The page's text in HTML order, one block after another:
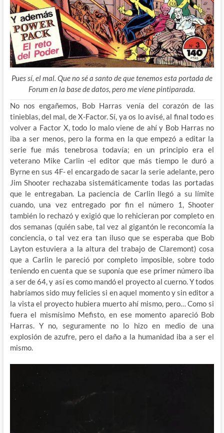
Pues sí, el mal. Que no sé a santo de que tenemos esta portada de
Forum en la base de datos, pero me viene pintiparada.
No nos engañemos, Bob Harras venía del corazón de las
tinieblas, del mal, de X-Factor. Sí, ya os lo avisé, al final todo es
volver a Factor X, todo lo malo viene de ahí y Bob Harras no
iba a ser menos, pero la forma en la que empezó a editar la
serie fue más tenebrosa todavía; en un principio era el
veterano Mike Carlin -el editor que más tiempo le duró a
Byrne en sus 4F- el encargado de sacar la serie adelante, pero
Jim Shooter rechazaba sistemáticamente todas las portadas
que le entregaban. La paciencia de Carlin llegó a su límite
cuando, una vez entregado por fin el número 1, Shooter
también lo rechazó y exigió que lo rehicieran por completo en
dos semanas (quién sabe, tal vez al gigantón le reconcomía la
conciencia, o tal vez era tan iluso que se esperaba que Bob
Layton estuviera a la altura del trabajo de Claremont) cosa
que a Carlin le pareció por completo imposible, sobre todo
teniendo en cuenta que se suponía que ese primer número iba
a ser de 64, y así es como mandó el proyecto al cuerno. Y todos
habríamos sido muy felicies si en aquel momento y sin editor a
la vista el proyecto hubiera muerto ahí mismo, pero… Como si
fuera el mismísimo Mefisto, en ese momento apareció Bob
Harras. Y no, seguramente no lo hizo en medio de una
explosión de azufre, pero el daño a la humanidad iba a ser el
mismo.